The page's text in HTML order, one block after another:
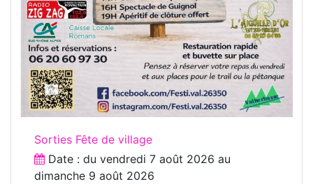
Sorties Fête de village
Date : du vendredi 7 août 2026 au
dimanche 9 août 2026